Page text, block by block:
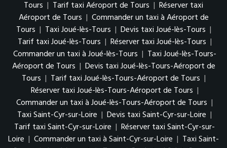
Tours | Tarif taxi Aéroport de Tours | Réserver taxi
Aéroport de Tours | Commander un taxi à Aéroport de
Tours | Taxi Joué-lès-Tours | Devis taxi Joué-lès-Tours |
Tarif taxi Joué-lès-Tours | Réserver taxi Joué-lès-Tours |
Commander un taxi à Joué-lès-Tours | Taxi Joué-lès-Tours-
Aéroport de Tours | Devis taxi Joué-lès-Tours-Aéroport de
Tours | Tarif taxi Joué-lès-Tours-Aéroport de Tours |
Réserver taxi Joué-lès-Tours-Aéroport de Tours |
Commander un taxi à Joué-lès-Tours-Aéroport de Tours |
Taxi Saint-Cyr-sur-Loire | Devis taxi Saint-Cyr-sur-Loire |
Tarif taxi Saint-Cyr-sur-Loire | Réserver taxi Saint-Cyr-sur-
Loire | Commander un taxi à Saint-Cyr-sur-Loire | Taxi Saint-